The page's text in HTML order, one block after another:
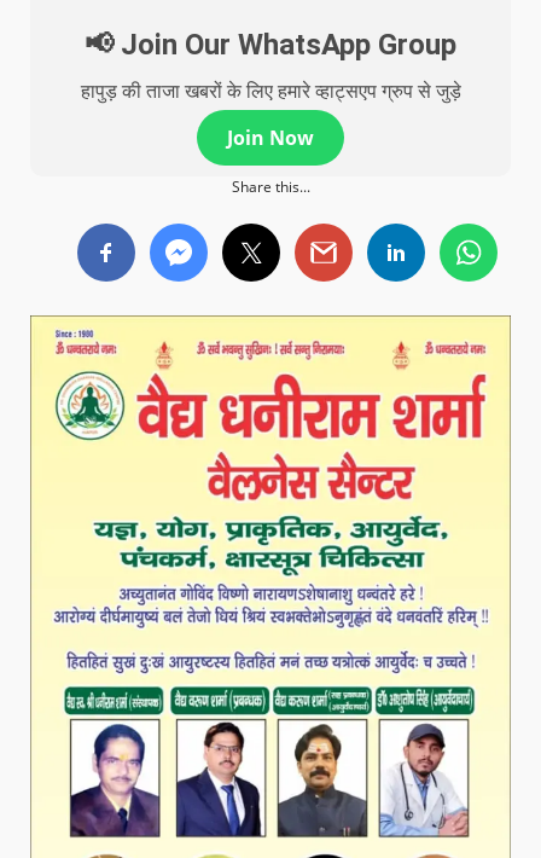
📢 Join Our WhatsApp Group
हापुड़ की ताजा खबरों के लिए हमारे व्हाट्सएप ग्रुप से जुड़े
Join Now
Share this...